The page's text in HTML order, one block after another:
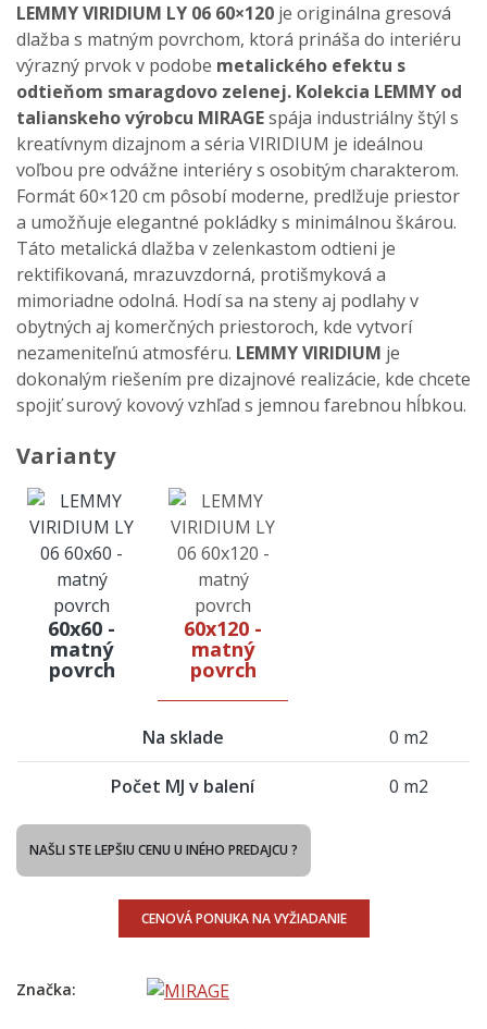
LEMMY VIRIDIUM LY 06 60×120 je originálna gresová
dlažba s matným povrchom, ktorá prináša do interiéru
výrazný prvok v podobe metalického efektu s
odtieňom smaragdovo zelenej. Kolekcia LEMMY od
talianskeho výrobcu MIRAGEspája industriálny štýl s
kreatívnym dizajnom a séria VIRIDIUM je ideálnou
voľbou pre odvážne interiéry s osobitým charakterom.
Formát 60×120 cm pôsobí moderne, predlžuje priestor
a umožňuje elegantné pokládky s minimálnou škárou.
Táto metalická dlažba v zelenkastom odtieni je
rektifikovaná, mrazuvzdorná, protišmyková a
mimoriadne odolná. Hodí sa na steny aj podlahy v
obytných aj komerčných priestoroch, kde vytvorí
nezameniteľnú atmosféru. LEMMY VIRIDIUM je
dokonalým riešením pre dizajnové realizácie, kde chcete
spojiť surový kovový vzhľad s jemnou farebnou hĺbkou.
Varianty
60x60 -
matný
povrch
60x120 -
matný
povrch
Na sklade 0 m2
Počet MJ v balení 0 m2
NAŠLI STE LEPŠIU CENU U INÉHO PREDAJCU ?
CENOVÁ PONUKA NA VYŽIADANIE
Značka: